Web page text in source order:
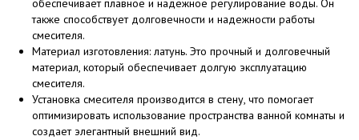
обеспечивает плавное и надежное регулирование воды. Он
также способствует долговечности и надежности работы
смесителя.
Материал изготовления: латунь. Это прочный и долговечный
материал, который обеспечивает долгую эксплуатацию
смесителя.
Установка смесителя производится в стену, что помогает
оптимизировать использование пространства ванной комнаты и
создает элегантный внешний вид.